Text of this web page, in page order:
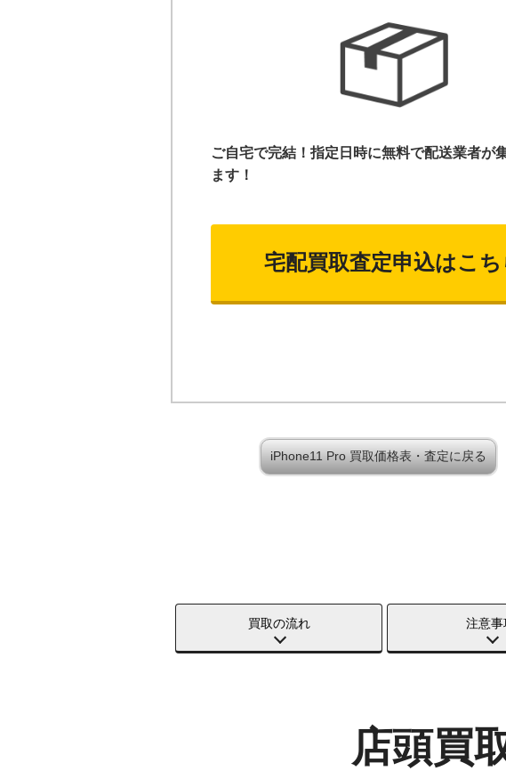
ご自宅で完結！指定日時に無料で配送業者が
ます！
宅配買取査定申込はこち
iPhone11 Pro 買取価格表・査定に戻る
買取の流れ 注意事
店頭買